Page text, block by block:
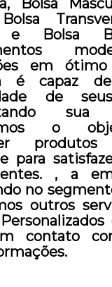
Bolsa
e Bolsa
em
é capaz
de
sua
o
para
, a
no
outros
contato